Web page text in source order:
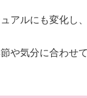
アルにも変化し
や気分に合わせ